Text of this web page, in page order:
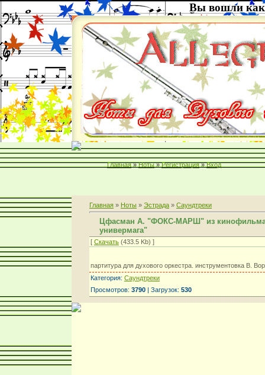
Вы вошли как
Главная » Ноты » Регистрация » Вход
Главная » Ноты » Эстрада » Саундтреки
Цфасман А. "ФОКС-МАРШ" из кинофильма
универмага"
[ Скачать (433.5 Kb) ]
партитура для духового оркестра. инструментовка В.
Категория: Саундтреки
Просмотров: 3790 | Загрузок: 530